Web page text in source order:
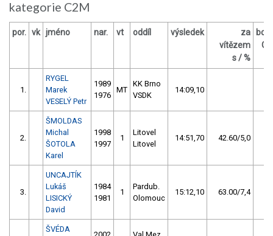
kategorie C2M
por. vk jméno nar. vt oddíl výsledek
za
vítězem
s / %
1.
RYGEL
Marek
VESELÝ Petr
1989
1976
MT
KK Brno
VSDK
14:09,10
2.
ŠMOLDAS
Michal
ŠOTOLA
Karel
1998
1997
1
Litovel
Litovel
14:51,70 42.60/5,0
3.
UNCAJTÍK
Lukáš
LISICKÝ
David
1984
1981
1
Pardub.
Olomouc
15:12,10 63.00/7,4
ŠVÉDA